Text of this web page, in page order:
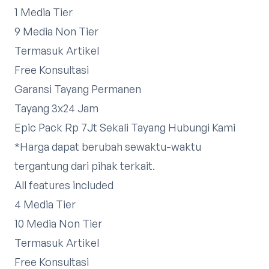
1 Media Tier
9 Media Non Tier
Termasuk Artikel
Free Konsultasi
Garansi Tayang Permanen
Tayang 3x24 Jam
Epic Pack Rp 7Jt Sekali Tayang​ Hubungi Kami
*Harga dapat berubah sewaktu-waktu
tergantung dari pihak terkait.​
All features included
4 Media Tier
10 Media Non Tier
Termasuk Artikel
Free Konsultasi